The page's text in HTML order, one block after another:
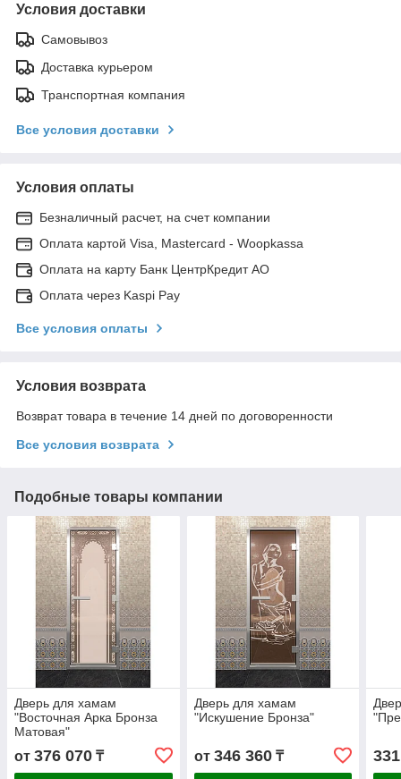
Условия доставки
Самовывоз
Доставка курьером
Транспортная компания
Все условия доставки
Условия оплаты
Безналичный расчет, на счет компании
Оплата картой Visa, Mastercard - Woopkassa
Оплата на карту Банк ЦентрКредит АО
Оплата через Kaspi Pay
Все условия оплаты
Условия возврата
Возврат товара в течение 14 дней по договоренности
Все условия возврата
Подобные товары компании
Дверь для хамам
"Восточная Арка Бронза
Матовая"
от 376 070 ₸
Дверь для хамам
"Искушение Бронза"
от 346 360₸